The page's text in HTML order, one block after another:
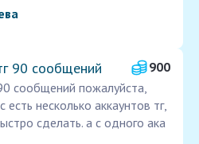
90 сообщений
900
сообщений пожалуйста,
есть несколько аккаунтов тг,
сделать. а с одного ака